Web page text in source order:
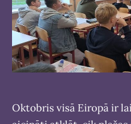
Oktobris visā Eiropā ir